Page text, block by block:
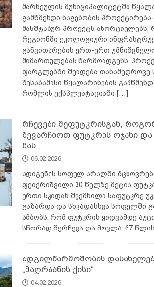
მარნეულის მუნიციპალიტეტში
გამწმენდი ნაგებობის
მასშტაბურ პროექტს ახორციელებს,
რეგიონში ეკოლოგიური
განვითარების ერთ-ერთ
მიმართულებას წარმოადგენს.
ფარგლებში შენდება თანამედროვე
შესაბამისი წყალარინების
რომლის ექსპლუატაციაში […]
რჩევები მეფუტკრისგან,
შევარჩიოთ ფუტკრის ოჯახი
მას
06.02.2026
ადიგენის სოფელ არალში
ფეიქრიშვილი 30 წელზე მეტია
ერთი სკიდან შექმნილი საფუტკრე
გაზარდა და სხვადასხვა სოფელში
ამბობს, რომ ფუტკრის ყიდვამდე
სწორად შერჩევა და მოვლა. 67 წლის
ადგილწარმოშობის
„მაღრაანის ქისი“
04.02.2026